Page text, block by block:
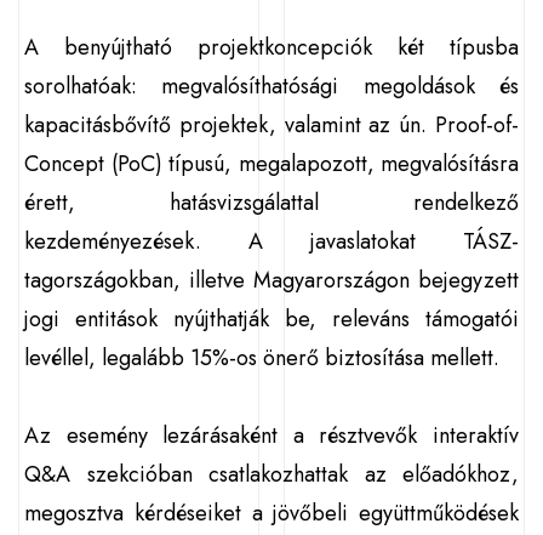
A benyújtható projektkoncepciók két típusba
sorolhatóak: megvalósíthatósági megoldások és
kapacitásbővítő projektek, valamint az ún. Proof-of-
Concept (PoC) típusú, megalapozott, megvalósításra
érett, hatásvizsgálattal rendelkező
kezdeményezések. A javaslatokat TÁSZ-
tagországokban, illetve Magyarországon bejegyzett
jogi entitások nyújthatják be, releváns támogatói
levéllel, legalább 15%-os önerő biztosítása mellett.
Az esemény lezárásaként a résztvevők interaktív
Q&A szekcióban csatlakozhattak az előadókhoz,
megosztva kérdéseiket a jövőbeli együttműködések